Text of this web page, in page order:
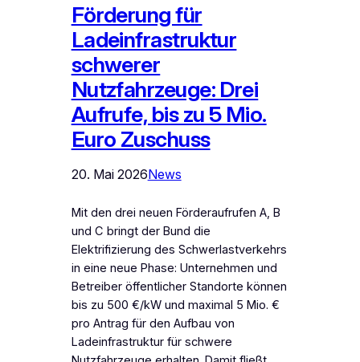
Förderung für
Ladeinfrastruktur
schwerer
Nutzfahrzeuge: Drei
Aufrufe, bis zu 5 Mio.
Euro Zuschuss
20. Mai 2026News
Mit den drei neuen Förderaufrufen A, B
und C bringt der Bund die
Elektrifizierung des Schwerlastverkehrs
in eine neue Phase: Unternehmen und
Betreiber öffentlicher Standorte können
bis zu 500 €/kW und maximal 5 Mio. €
pro Antrag für den Aufbau von
Ladeinfrastruktur für schwere